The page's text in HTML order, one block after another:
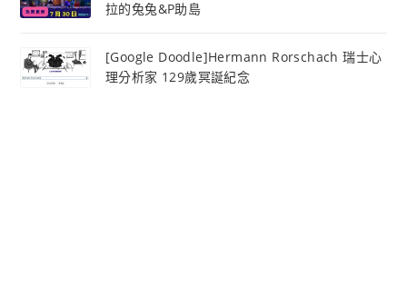
拉的兔兔&P助島
[Google Doodle]Hermann Rorschach 瑞士心
理分析家 129歲冥誕紀念